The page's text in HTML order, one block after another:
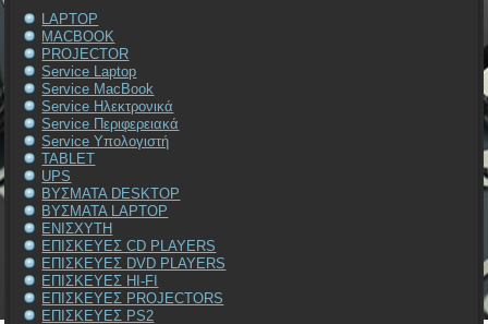
LAPTOP
MACBOOK
PROJECTOR
Service Laptop
Service MacBook
Service Ηλεκτρονικά
Service Περιφερειακά
Service Υπολογιστή
TABLET
UPS
ΒΥΣΜΑΤΑ DESKTOP
ΒΥΣΜΑΤΑ LAPTOP
ΕΝΙΣΧΥΤΗ
ΕΠΙΣΚΕΥΕΣ CD PLAYERS
ΕΠΙΣΚΕΥΕΣ DVD PLAYERS
ΕΠΙΣΚΕΥΕΣ HI-FI
ΕΠΙΣΚΕΥΕΣ PROJECTORS
ΕΠΙΣΚΕΥΕΣ PS2